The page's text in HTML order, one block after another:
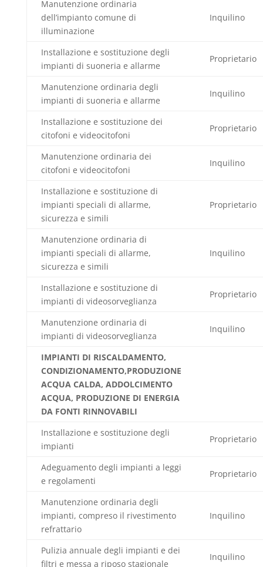
Manutenzione ordinaria
dell’impianto comune di
illuminazione
Inquilino
Installazione e sostituzione degli
impianti di suoneria e allarme
Proprietario
Manutenzione ordinaria degli
impianti di suoneria e allarme
Inquilino
Installazione e sostituzione dei
citofoni e videocitofoni
Proprietario
Manutenzione ordinaria dei
citofoni e videocitofoni
Inquilino
Installazione e sostituzione di
impianti speciali di allarme,
sicurezza e simili
Proprietario
Manutenzione ordinaria di
impianti speciali di allarme,
sicurezza e simili
Inquilino
Installazione e sostituzione di
impianti di videosorveglianza
Proprietario
Manutenzione ordinaria di
impianti di videosorveglianza
Inquilino
IMPIANTI DI RISCALDAMENTO,
CONDIZIONAMENTO,PRODUZIONE
ACQUA CALDA, ADDOLCIMENTO
ACQUA, PRODUZIONE DI ENERGIA
DA FONTI RINNOVABILI
Installazione e sostituzione degli
impianti
Proprietario
Adeguamento degli impianti a leggi
e regolamenti
Proprietario
Manutenzione ordinaria degli
impianti, compreso il rivestimento
refrattario
Inquilino
Pulizia annuale degli impianti e dei
filtri e messa a riposo stagionale
Inquilino